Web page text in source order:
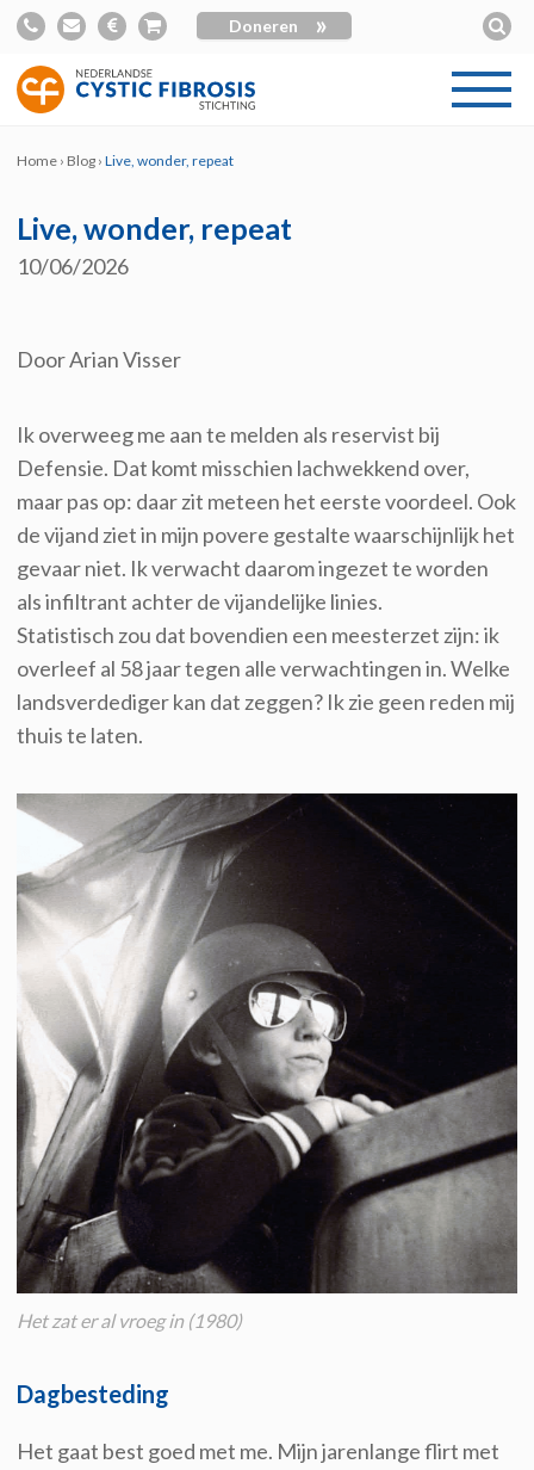
Doneren »
Home › Blog ›Live, wonder, repeat
Live, wonder, repeat
10/06/2026
Door Arian Visser
Ik overweeg me aan te melden als reservist bij
Defensie. Dat komt misschien lachwekkend over,
maar pas op: daar zit meteen het eerste voordeel. Ook
de vijand zietin mijn povere gestaltewaarschijnlijkhet
gevaar niet. Ik verwacht daarom ingezet te worden
als infiltrant achter de vijandelijke linies.
Statistisch zou dat bovendien een meesterzet zijn: ik
overleef al 58 jaar tegen alle verwachtingen in. Welke
landsverdediger kan dat zeggen? Ik zie geen reden mij
thuis te laten.
Het zat er al vroeg in (1980)
Dagbesteding
Het gaat best goed met me. Mijn jarenlange flirt met